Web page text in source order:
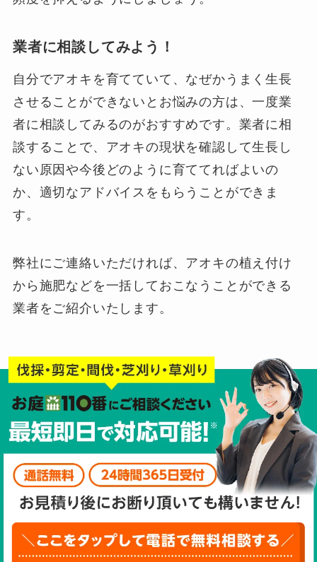
業者に相談してみよう！
自分でアオキを育てていて、なぜかうまく生長
させることができないとお悩みの方は、一度業
者に相談してみるのがおすすめです。業者に相
談することで、アオキの現状を確認して生長し
ない原因や今後どのように育ててればよいの
か、適切なアドバイスをもらうことができま
す。
弊社にご連絡いただければ、アオキの植え付け
から施肥などを一括しておこなうことができる
業者をご紹介いたします。